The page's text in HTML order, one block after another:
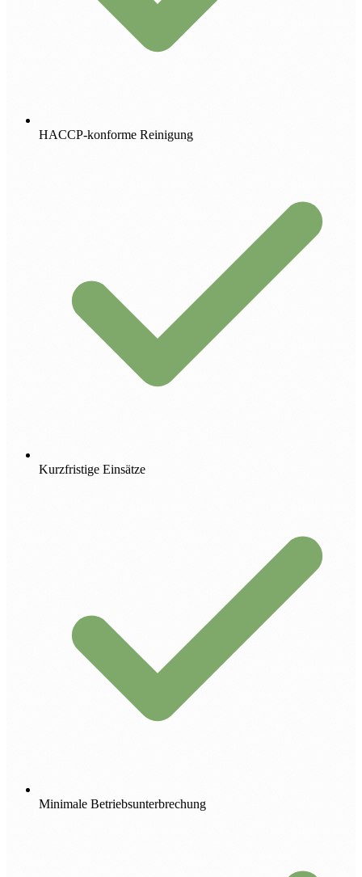
HACCP-konforme Reinigung
Kurzfristige Einsätze
Minimale Betriebsunterbrechung